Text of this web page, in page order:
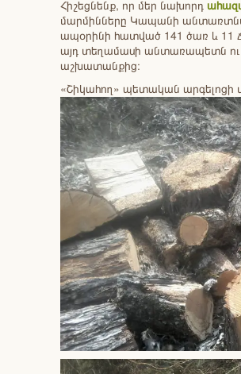
Հիշեցնենք, որ մեր նախորդ
մարմինները Կապանի
ապօրինի հատված 141 ծառ և 11
այդ տեղամասի անտառապետն
աշխատանքից։
«Շիկահող» պետական արգելոցի